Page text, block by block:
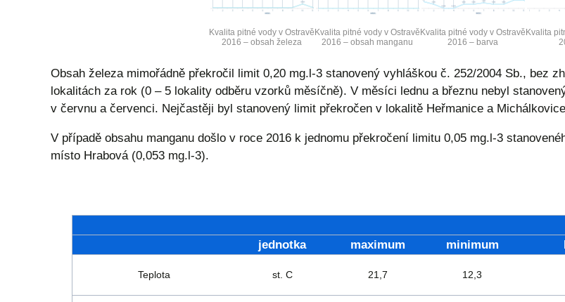
Kvalita pitné vody v Ostravě
2016 – obsah železa
Kvalita pitné vody v Ostravě
2016 – obsah manganu
Kvalita pitné vody v Ostravě
2016 – barva
Kvalita
Obsah železa mimořádně překročil limit 0,20 mg.l-3 stanovený vyhláškou č. 252/2004 Sb., bez
lokalitách za rok (0 – 5 lokality odběru vzorků měsíčně). V měsíci lednu a březnu nebyl
v červnu a červenci. Nejčastěji byl stanovený limit překročen v lokalitě Heřmanice a
V případě obsahu manganu došlo v roce 2016 k jednomu překročení limitu 0,05 mg.l-3
místo Hrabová (0,053 mg.l-3).
jednotka
maximum minimum
Teplota st. C 21,7 12,3